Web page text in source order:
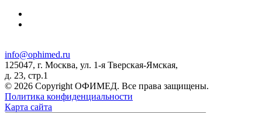
info@ophimed.ru
125047, г. Москва, ул. 1-я Тверская-Ямская,
д. 23, стр.1
© 2026 Copyright ОФИМЕД. Все права защищены.
Политика конфиденциальности
Карта сайта